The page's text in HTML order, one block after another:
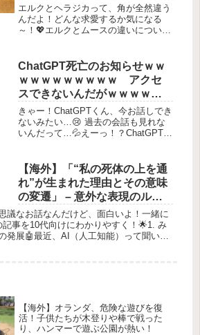
エルクとヘラジカって、角が全然違う
んだよ！どんな求愛するか気になる
～！💖エルクとムースの違いについて
るんだよ！今回は、その違いをわかり
やすく紹介するね！目次📖角のサイ
ズ、形...
ChatGPT死亡のお知らせｗｗ
ｗｗｗｗｗｗｗｗｗ アクセ
スできないんだがｗｗｗｗｗ
ｗｗｗ
きゃー！ChatGPTくん、今お話しでき
ないみたい…😢 過去の会話も見れな
いんだって…💦えーっ！？ChatGPTが
な障害が発生しちゃってるんだって！
だから、今はチャット...
【海外】「“私の死体の上を通
れ”が生まれた理由とその意味
の変遷」 – 意外な表現のルー
ツに迫る！
議なお話なんだけど、面白いよ！一緒に
記事を10代向けにわかりやすく！🌟1. み
発展🤖最近、AI（人工知能）って聞いた
【海外】オランダ、危険な遊びを復
活！子供たちが木登りや棒で戦った
り、ハンマーで遊ぶ公園が熱い！